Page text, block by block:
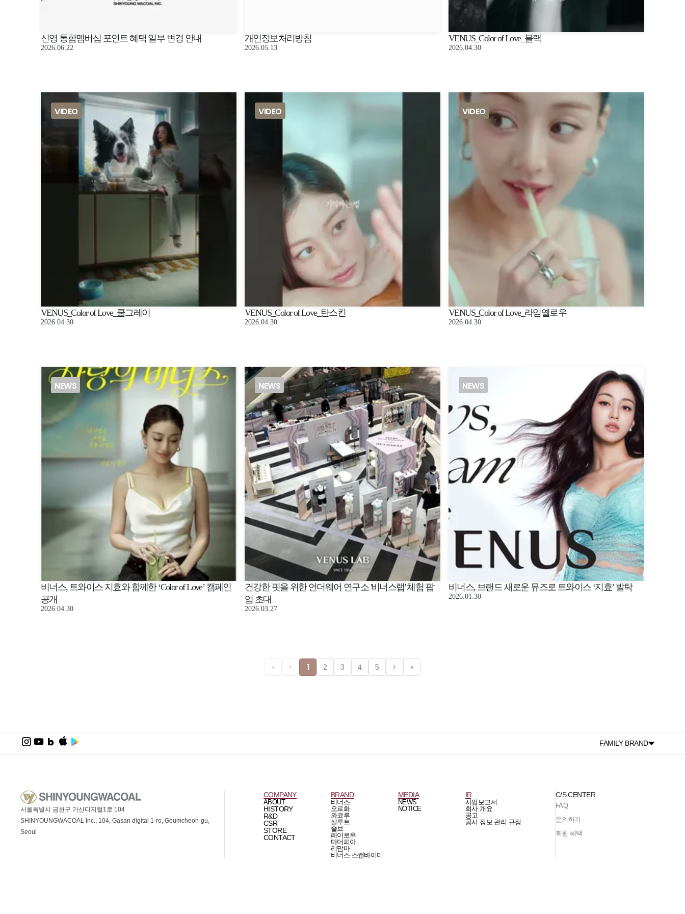
신영 통합멤버십 포인트 혜택 일부 변경 안내
2026.06.22
개인정보처리방침
2026.05.13
VENUS_Color of Love_블랙
2026.04.30
VIDEO
VENUS_Color of Love_쿨그레이
2026.04.30
VIDEO
VENUS_Color of Love_탄스킨
2026.04.30
VIDEO
VENUS_Color of Love_라임옐로우
2026.04.30
NEWS
비너스, 트와이스 지효와 함께한 ‘Color of Love’ 캠페인
공개
2026.04.30
NEWS
건강한 핏을 위한 언더웨어 연구소 '비너스랩' 체험 팝
업 초대
2026.03.27
NEWS
비너스, 브랜드 새로운 뮤즈로 트와이스 ‘지효’ 발탁
2026.01.30
« < 1 2 3 4 5 > »
FAMILY BRAND
서울특별시 금천구 가산디지털1로 104
SHINYOUNGWACOAL Inc., 104, Gasan digital 1-ro, Geumcheon-gu,
Seoul
COMPANY
ABOUT
HISTORY
R&D
CSR
STORE
CONTACT
BRAND
비너스
오르화
와코루
살루트
솔브
레이로우
마더피아
리맘마
비너스 스캔바이미
MEDIA
NEWS
NOTICE
IR
사업보고서
회사 개요
공고
공시 정보 관리 규정
C/S CENTER
FAQ
문의하기
회원 혜택